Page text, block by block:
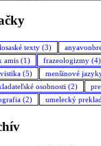
texty (3)
amis (1) frazeologizmy (4)
(5) menšinové
osobnosti (2)
(2) umelecký preklad